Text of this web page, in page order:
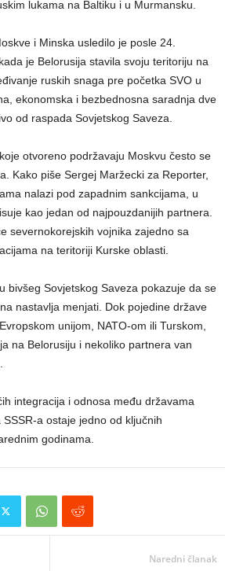
lukama na Baltiku i u Murmansku.
i Minska usledilo je posle 24.
je Belorusija stavila svoju teritoriju na
ruskih snaga pre početka SVO u
ekonomska i bezbednosna saradnja dve
od raspada Sovjetskog Saveza.
otvoreno podržavaju Moskvu često se
Kako piše Sergej Maržecki za Reporter,
nalazi pod zapadnim sankcijama, u
kao jedan od najpouzdanijih partnera.
severnokorejskih vojnika zajedno sa
na teritoriji Kurske oblasti.
bivšeg Sovjetskog Saveza pokazuje da se
nastavlja menjati. Dok pojedine države
unijom, NATO-om ili Turskom,
na Belorusiju i nekoliko partnera van
integracija i odnosa među državama
a ostaje jedno od ključnih
godinama.
Naredni članak